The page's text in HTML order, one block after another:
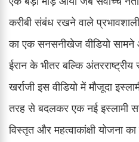
करीबी संबंध रखने वाले प्रभावशाली
का एक सनसनीखेज वीडियो
ईरान के भीतर बल्कि
खर्राजी इस वीडियो में मौजूदा
तरह से बदलकर एक नई इस्लामी
विस्तृत और महत्वाकांक्षी